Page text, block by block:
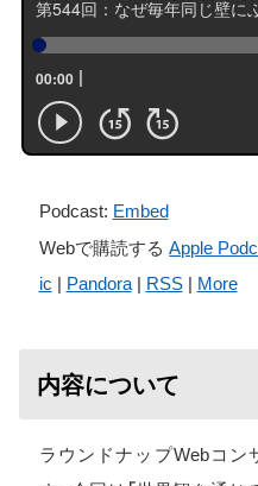
Podcast: Embed
Webで購読するApple
ic | Pandora| RSS| More
内容について
ラウンドナップWebコ